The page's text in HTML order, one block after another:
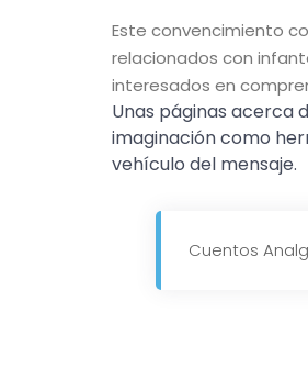
Este convencimiento
relacionados con
interesados en
Unas páginas acerca
imaginación como
vehículo del mensaje.
Cuentos